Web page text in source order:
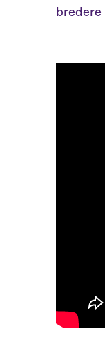
bredere